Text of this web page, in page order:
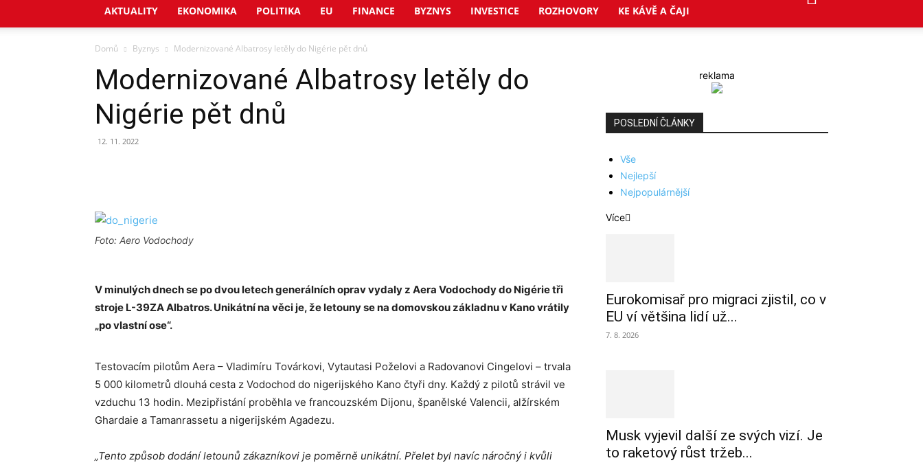
AKTUALITY EKONOMIKA POLITIKA EU FINANCE BYZNYS INVESTICE ROZHOVORY KE KÁVĚ A ČAJI
Domů Byznys Modernizované Albatrosy letěly do Nigérie pět dnů
Modernizované Albatrosy letěly do
Nigérie pět dnů
12. 11. 2022
Foto: Aero Vodochody
V minulých dnech se po dvou letech generálních oprav vydaly z Aera Vodochody do Nigérie tři
stroje L-39ZA Albatros. Unikátní na věci je, že letouny se na domovskou základnu v Kano vrátily
„po vlastní ose“.
Testovacím pilotům Aera – Vladimíru Továrkovi, Vytautasi Poželovi a Radovanovi Cingelovi – trvala
5 000 kilometrů dlouhá cesta z Vodochod do nigerijského Kano čtyři dny. Každý z pilotů strávil ve
vzduchu 13 hodin. Mezipřistání proběhla ve francouzském Dijonu, španělské Valencii, alžírském
Ghardaie a Tamanrassetu a nigerijském Agadezu.
„Tento způsob dodání letounů zákazníkovi je poměrně unikátní. Přelet byl navíc náročný i kvůli
reklama
POSLEDNÍ ČLÁNKY
Vše
Nejlepší
Nejpopulárnější
Více
Eurokomisař pro migraci zjistil, co v
EU ví většina lidí už...
7. 8. 2026
Musk vyjevil další ze svých vizí. Je
to raketový růst tržeb...